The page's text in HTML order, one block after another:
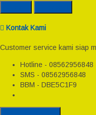
Kontak Kami
Customer service kami siap
Hotline - 08562956848
SMS - 08562956848
BBM - DBE5C1F9